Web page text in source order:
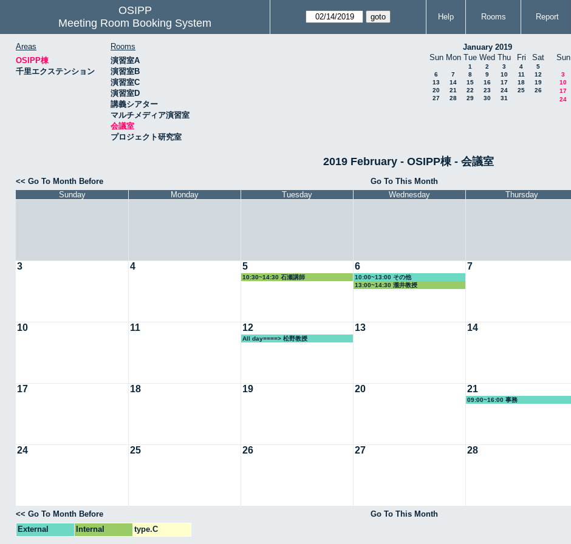
OSIPP
Meeting Room Booking System
Help Rooms Report
Areas
OSIPP棟
千里エクステンション
Rooms
演習室A
演習室B
演習室C
演習室D
講義シアター
マルチメディア演習室
会議室
プロジェクト研究室
January 2019
Sun Mon Tue Wed Thu Fri Sat
1 2 3 4
5
6
7 8 9 10 11
12
13
14 15 16 17 18
19
20
21 22 23 24 25
26
27
28 29 30 31
Sun
3
10
17
24
2019 February - OSIPP棟 - 会議室
<< Go To Month Before Go To This Month
Sunday
Monday Tuesday Wednesday Thursday
3 4 5
10:30~14:30 石瀬講師
6
10:00~13:00 その他
13:00~14:30 瀧井教授
7
10 11 12
All day====> 松野教授
13 14
17 18 19 20 21
09:00~16:00 事務
24 25 26 27 28
<< Go To Month Before Go To This Month
External
Internal type.C